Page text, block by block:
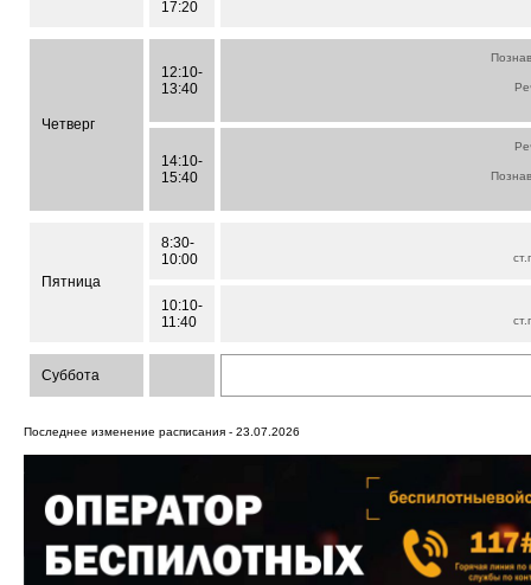
17:20
Четверг
12:10-
13:40
14:10-
15:40
Пятница
8:30-
10:00
10:10-
11:40
Суббота
Последнее изменение расписания - 23.07.2026